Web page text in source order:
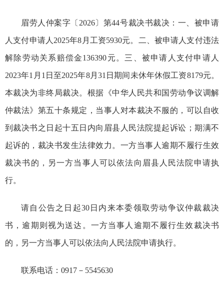
眉劳人仲案字〔2026〕第44号裁决书裁决：一、被申请
人支付申请人2025年8月工资5930元。二、被申请人支付违法
解除劳动关系赔偿金136390元。三、被申请人支付申请人
2023年1月1日至2025年8月31日期间未休年休假工资8179元。
本裁决为非终局裁决。根据《中华人民共和国劳动争议调解
仲裁法》第五十条规定，当事人对本裁决不服的，可以自收
到裁决书之日起十五日内向眉县人民法院提起诉讼；期满不
起诉的，裁决书发生法律效力。一方当事人逾期不履行生效
裁决书的，另一方当事人可以依法向眉县人民法院申请执
行。
请自公告之日起30日内来本委领取劳动争议仲裁裁决
书，逾期则视为送达。一方当事人逾期不履行生效裁决书
的，另一方当事人可以依法向人民法院申请执行。
联系电话：0917－5545630